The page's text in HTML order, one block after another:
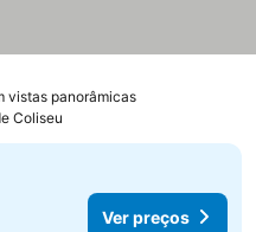
vistas panorâmicas
Coliseu
Ver preços